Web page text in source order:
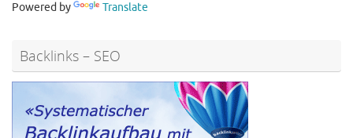
Powered by Translate
Backlinks – SEO